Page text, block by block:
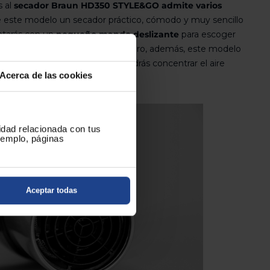
Acerca de las cookies
relacionada con tus
páginas
Aceptar todas
al secador Braun HD350 STYLE&GO admite varios
este modelo un secador práctico, cómodo y muy sencillo
con unpequeño mando deslizante para escoger
así como emplear su aire frío. Pero, además, este modelo
profesionalcon la que podrás concentrar el aire
pelo que prefieras.